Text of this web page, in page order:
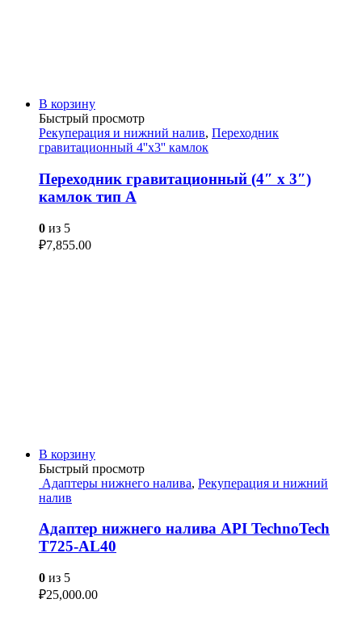
В корзину
Быстрый просмотр
Рекуперация и нижний налив, Переходник
гравитационный 4''х3'' камлок
Переходник гравитационный (4″ x 3″)
камлок тип А
0 из 5
₽7,855.00
В корзину
Быстрый просмотр
Адаптеры нижнего налива, Рекуперация и нижний
налив
Адаптер нижнего налива API TechnoTech
T725-AL40
0 из 5
₽25,000.00